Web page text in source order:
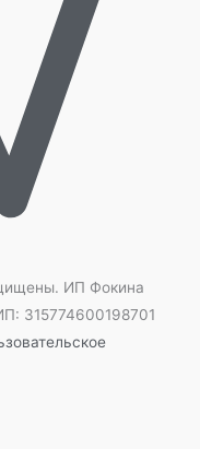
ИП Фокина
315774600198701